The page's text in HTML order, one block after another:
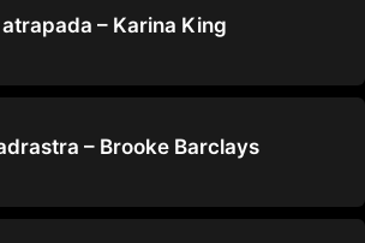
– Karina King
– Brooke Barclays